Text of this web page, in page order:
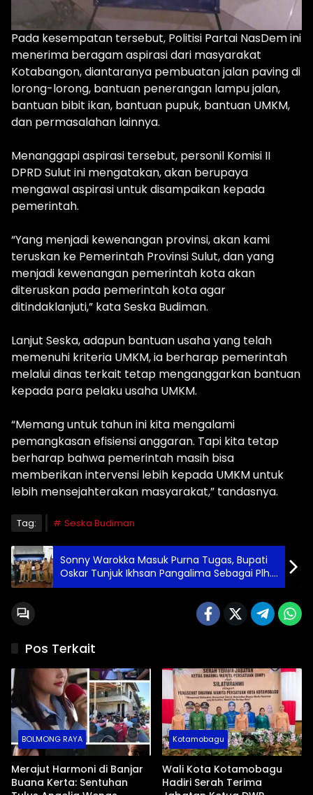
Pada kesempatan tersebut, Politisi Partai NasDem ini
menerima beragam aspirasi dari masyarakat
Kotabangon, diantaranya pembuatan jalan paving di
lorong-lorong, bantuan penerangan lampu jalan,
bantuan bibit ikan, bantuan pupuk, bantuan UMKM,
dan permasalahan lainnya.
Menanggapi aspirasi tersebut, personil Komisi II
DPRD Sulut ini mengatakan, akan berupaya
mengawal aspirasi untuk disampaikan kepada
pemerintah.
“Yang menjadi kewenangan provinsi, akan kami
teruskan ke Pemerintah Provinsi Sulut, dan yang
menjadi kewenangan pemerintah kota akan
diteruskan pada pemerintah kota agar
ditindaklanjuti,” kata Seska Budiman.
Lanjut Seska, adapun bantuan usaha yang telah
memenuhi kriteria UMKM, ia berharap pemerintah
melalui dinas terkait tetap menganggarkan bantuan
kepada para pelaku usaha UMKM.
“Memang untuk tahun ini kita mengalami
pemangkasan efisiensi anggaran. Tapi kita tetap
berharap bahwa pemerintah masih bisa
memberikan intervensi lebih kepada UMKM untuk
lebih mensejahterakan masyarakat,” tandasnya.
Tag: Seska Budiman
Sonny Warokka Masuk Purna Tugas, Bupati
Oskar Tunjuk Ikhsan Pangalima Sebagai Plh.
Sekda Boltim
Pos Terkait
BOLMONG RAYA
Merajut Harmoni di Banjar
Buana Kerta: Sentuhan
Kotamobagu
Wali Kota Kotamobagu
Hadiri Serah Terima